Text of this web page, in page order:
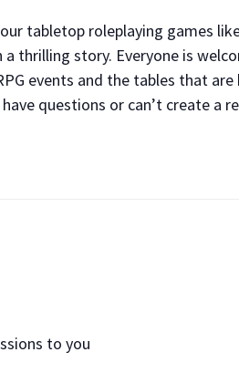
tabletop roleplaying games
thrilling story. Everyone is
events and the tables that
questions or can’t create a
to you